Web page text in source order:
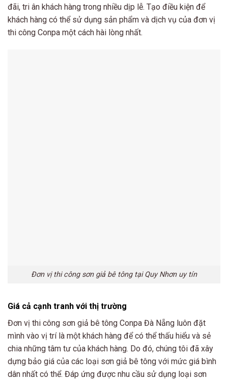
đãi, tri ân khách hàng trong nhiều dịp lễ. Tạo điều kiện để
khách hàng có thể sử dụng sản phẩm và dịch vụ của đơn vị
thi công Conpa một cách hài lòng nhất.
Đơn vị thi công sơn giả bê tông tại Quy Nhơn uy tín
Giá cả cạnh tranh với thị trường
Đơn vị thi công sơn giả bê tông Conpa Đà Nẵng luôn đặt
mình vào vị trí là một khách hàng để có thể thấu hiểu và sẻ
chia những tâm tư của khách hàng. Do đó, chúng tôi đã xây
dựng bảo giá của các loại sơn giả bê tông với mức giá bình
dân nhất có thể. Đáp ứng được nhu cầu sử dụng loại sơn